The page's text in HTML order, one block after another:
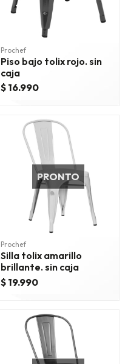
Prochef
Piso bajo tolix rojo. sin
caja
$ 16.990
PRONTO
Prochef
Silla tolix amarillo
brillante. sin caja
$ 19.990